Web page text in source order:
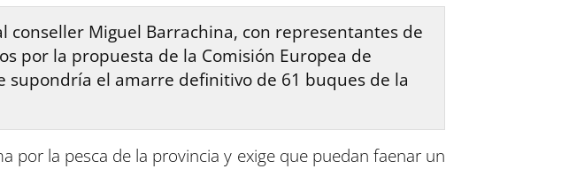
Miguel Barrachina, con representantes de
por la propuesta de la Comisión Europea de
supondría el amarre definitivo de 61 buques de la
por la pesca de la provincia y exige que puedan faenar un